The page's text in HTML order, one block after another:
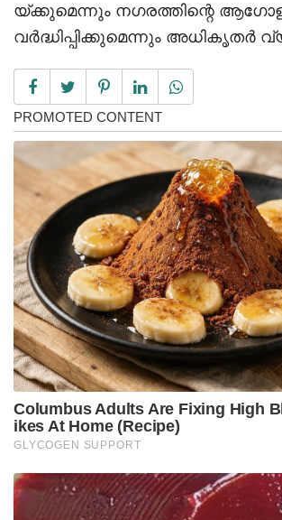
യ്ക്കുമെന്നും നഗരത്തിന്റെ ആഗോള
വർദ്ധിപ്പിക്കുമെന്നും അധികൃതർ